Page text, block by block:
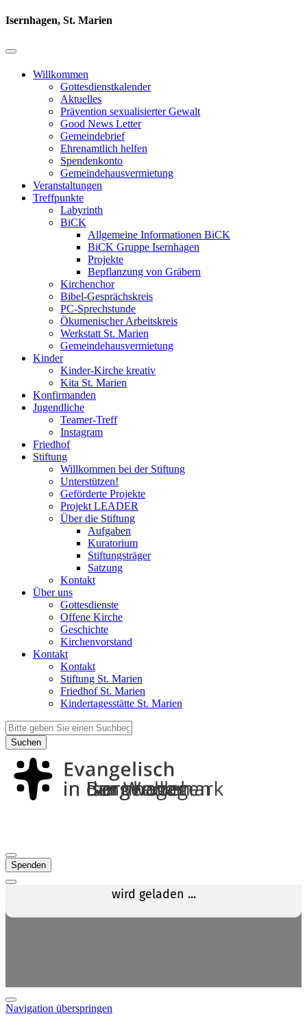
Isernhagen, St. Marien
Willkommen
Gottesdienstkalender
Aktuelles
Prävention sexualisierter Gewalt
Good News Letter
Gemeindebrief
Ehrenamtlich helfen
Spendenkonto
Gemeindehausvermietung
Veranstaltungen
Treffpunkte
Labyrinth
BiCK
Allgemeine Informationen BiCK
BiCK Gruppe Isernhagen
Projekte
Bepflanzung von Gräbern
Kirchenchor
Bibel-Gesprächskreis
PC-Sprechstunde
Ökumenischer Arbeitskreis
Werkstatt St. Marien
Gemeindehausvermietung
Kinder
Kinder-Kirche kreativ
Kita St. Marien
Konfirmanden
Jugendliche
Teamer-Treff
Instagram
Friedhof
Stiftung
Willkommen bei der Stiftung
Unterstützen!
Geförderte Projekte
Projekt LEADER
Über die Stiftung
Aufgaben
Kuratorium
Stiftungsträger
Satzung
Kontakt
Über uns
Gottesdienste
Offene Kirche
Geschichte
Kirchenvorstand
Kontakt
Kontakt
Stiftung St. Marien
Friedhof St. Marien
Kindertagesstätte St. Marien
Suchen
Spenden
Navigation überspringen